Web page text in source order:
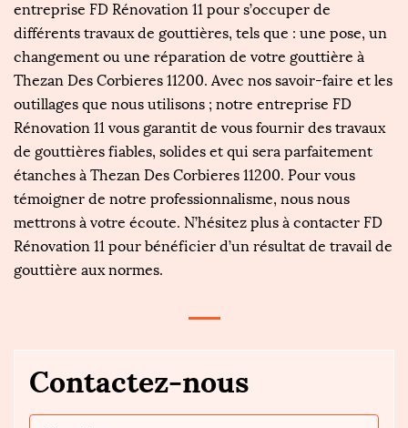
entreprise FD Rénovation 11 pour s’occuper de
différents travaux de gouttières, tels que : une pose, un
changement ou une réparation de votre gouttière à
Thezan Des Corbieres 11200. Avec nos savoir-faire et les
outillages que nous utilisons ; notre entreprise FD
Rénovation 11 vous garantit de vous fournir des travaux
de gouttières fiables, solides et qui sera parfaitement
étanches à Thezan Des Corbieres 11200. Pour vous
témoigner de notre professionnalisme, nous nous
mettrons à votre écoute. N’hésitez plus à contacter FD
Rénovation 11 pour bénéficier d’un résultat de travail de
gouttière aux normes.
Contactez-nous